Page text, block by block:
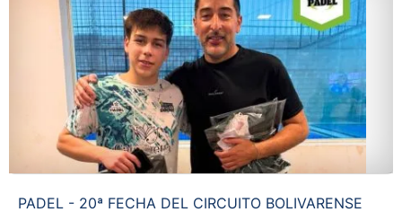
PADEL - 20ª FECHA DEL CIRCUITO BOLIVARENSE